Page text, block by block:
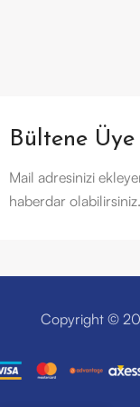
Bültene
Mail adresinizi
haberdar olabilirsiniz.
Copyright ©